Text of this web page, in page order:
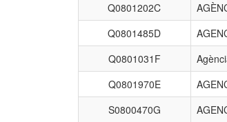
Q0801202C
Q0801485D
Q0801031F
Q0801970E
S0800470G